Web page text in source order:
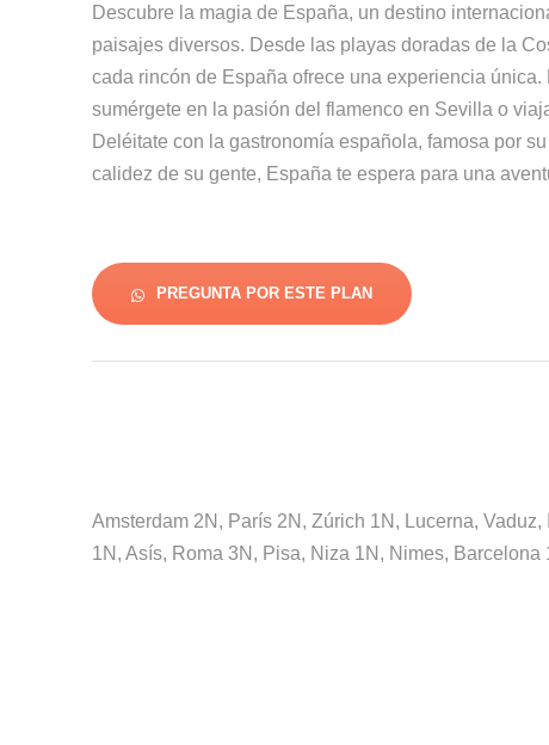
Descubre la magia de España, un destino
paisajes diversos. Desde las playas doradas de la
cada rincón de España ofrece una experiencia
sumérgete en la pasión del flamenco en Sevilla o
Deléitate con la gastronomía española, famosa por
calidez de su gente, España te espera para una
PREGUNTA POR ESTE PLAN
Amsterdam 2N, París 2N, Zúrich 1N, Lucerna,
1N, Asís, Roma 3N, Pisa, Niza 1N, Nimes, Barcelona